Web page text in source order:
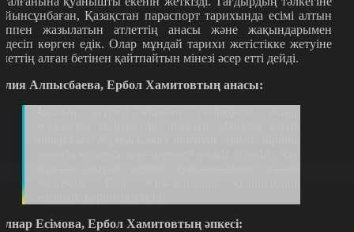
Қазақстан параспорт тарихында есімі алтын
жазылатын атлеттің анасы және жақындарымен
көрген едік. Олар мұндай тарихи жетістікке жетуіне
алған бетінен қайтпайтын мінезі әсер етті дейді.
Алпысбаева, Ербол Хамитовтың анасы:
Есімова, Ербол Хамитовтың әпкесі: